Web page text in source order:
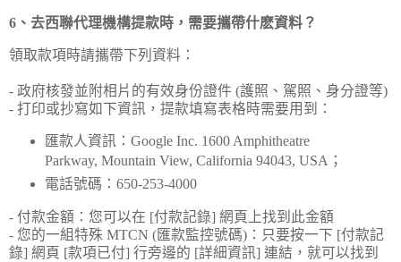
6、去西聯代理機構提款時，需要攜帶什麽資料？
領取款項時請攜帶下列資料：
- 政府核發並附相片的有效身份證件 (護照、駕照、身分證等)
- 打印或抄寫如下資訊，提款填寫表格時需要用到：
匯款人資訊：Google Inc. 1600 Amphitheatre
Parkway, Mountain View, California 94043, USA；
電話號碼：650-253-4000
- 付款金額：您可以在 [付款記錄] 網頁上找到此金額
- 您的一組特殊 MTCN (匯款監控號碼)：只要按一下 [付款記
錄] 網頁 [款項已付] 行旁邊的 [詳細資訊] 連結，就可以找到